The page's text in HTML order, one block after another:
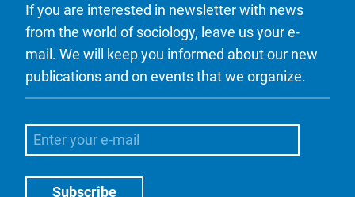
If you are interested in newsletter with news
from the world of sociology, leave us your e-
mail. We will keep you informed about our new
publications and on events that we organize.